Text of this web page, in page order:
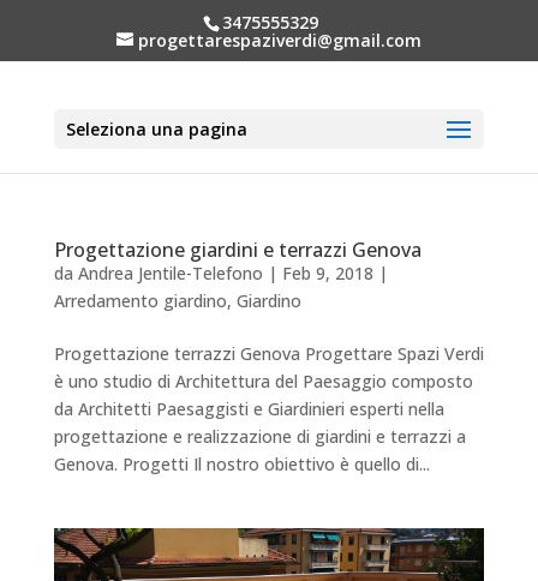
3475555329
progettarespaziverdi@gmail.com
Seleziona una pagina
Progettazione giardini e terrazzi Genova
da Andrea Jentile-Telefono | Feb 9, 2018 |
Arredamento giardino, Giardino
Progettazione terrazzi Genova Progettare Spazi Verdi
è uno studio di Architettura del Paesaggio composto
da Architetti Paesaggisti e Giardinieri esperti nella
progettazione e realizzazione di giardini e terrazzi a
Genova. Progetti Il nostro obiettivo è quello di...